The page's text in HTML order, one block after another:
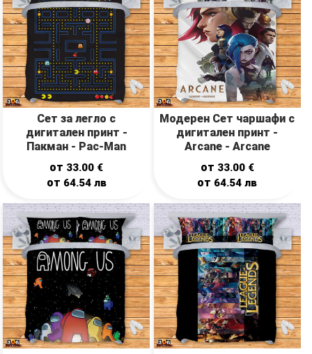
Сет за легло с
дигитален принт -
Пакман - Pac-Man
от 33.00 €
от 64.54 лв
Модерен Сет чаршафи с
дигитален принт -
Arcane - Arcane
от 33.00 €
от 64.54лв